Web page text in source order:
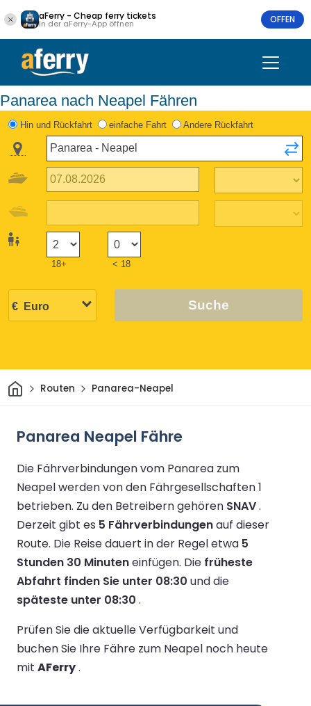
aFerry - Cheap ferry tickets
In der aFerry-App öffnen OFFEN
Panarea nach Neapel Fähren
Hin und Rückfahrt einfache Fahrt Andere Rückfahrt
18+ < 18
Suche
HeimRouten Panarea-Neapel
Panarea Neapel Fähre
Die Fährverbindungen vom Panarea zum
Neapel werden von den Fährgesellschaften 1
betrieben. Zu den Betreibern gehören SNAV.
Derzeit gibt es 5 Fährverbindungenauf dieser
Route. Die Reise dauert in der Regel etwa 5
Stunden 30 Minuteneinfügen. Die früheste
Abfahrt finden Sie unter 08:30 und die
späteste unter 08:30 .
Prüfen Sie die aktuelle Verfügbarkeit und
buchen Sie Ihre Fähre zum Neapel noch heute
mit AFerry.